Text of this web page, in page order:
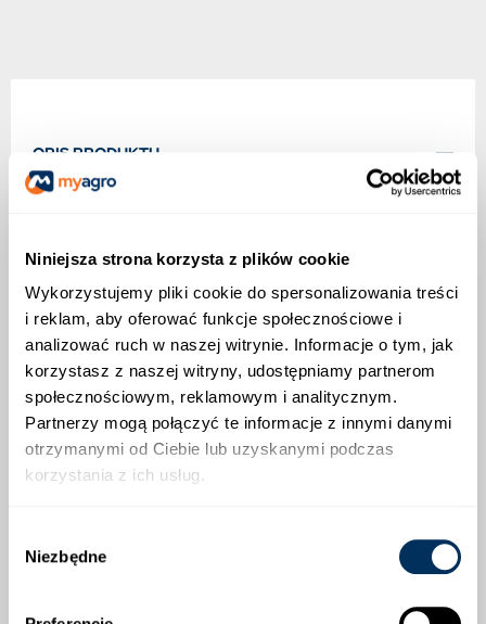
Niniejsza strona korzysta z plików cookie
Wykorzystujemy pliki cookie do spersonalizowania treści
i reklam, aby oferować funkcje społecznościowe i
analizować ruch w naszej witrynie. Informacje o tym, jak
korzystasz z naszej witryny, udostępniamy partnerom
społecznościowym, reklamowym i analitycznym.
Partnerzy mogą połączyć te informacje z innymi danymi
otrzymanymi od Ciebie lub uzyskanymi podczas
korzystania z ich usług.
zgody
Niezbędne
OPIS PRODUKTU
Sypie, aż miło!
Wysoki plon ziarna — odmiana zalecana do uprawy
przez LOZ aż w 12 województwach.
Niski łan o ponadprzeciętnej odporności na
wyleganie — dobry wybór do intensywnych
technologii uprawy.
Duża odporność na pleśń śniegową oraz dobry
poziom odporności w zakresie pozostałych chorób.
ZAPRAWA NASION
[UZUPEŁNIJ NAZWĘ ZAPRAWY NASION]